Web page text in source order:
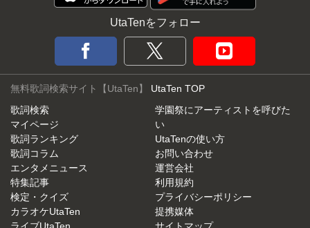
UtaTenをフォロー
無料歌詞検索サイト【UtaTen】 UtaTen TOP
歌詞検索
マイページ
歌詞ランキング
歌詞コラム
エンタメニュース
特集記事
検定・クイズ
カラオケUtaTen
学園祭にアーティストを呼びた
い
UtaTenの使い方
お問い合わせ
運営会社
利用規約
プライバシーポリシー
提携媒体